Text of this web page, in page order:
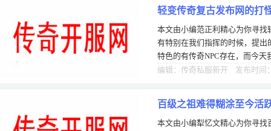
轻变传奇复古发布网的打
本文由小编范正利精心为你寻
有特别在我们指挥的时候，提出
特色的有传奇NPC存在，而今
都没有什么存在意义的NPC比奇
编辑：传奇私服新开 发布时间
百级之祖难得糊涂至今活
本文由小编犁忆文精心为你寻